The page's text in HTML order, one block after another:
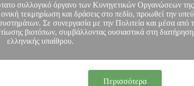
συλλογικό όργανο των Κυνηγετικών Οργανώσεων
τεκμηρίωση και δράσεις στο πεδίο, προωθεί την
Σε συνεργασία με την Πολιτεία και μέσα από
βιοτόπων, συμβάλλοντας ουσιαστικά στη διατήρηση
ελληνικής υπαίθρου.
Περισσότερα